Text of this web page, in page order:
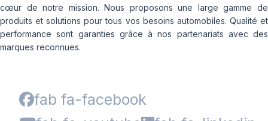
cœur de notre mission. Nous proposons une large gamme de
produits et solutions pour tous vos besoins automobiles. Qualité et
performance sont garanties grâce à nos partenariats avec des
marques reconnues.
fab fa-facebook